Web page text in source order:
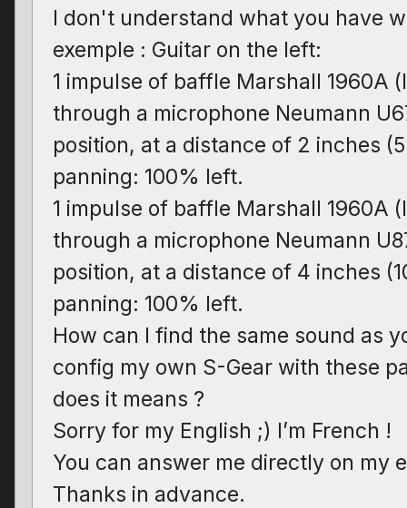
I don't understand what you have
exemple : Guitar on the left:
1 impulse of baffle Marshall 1960A
through a microphone Neumann
position, at a distance of 2 inches
panning: 100% left.
1 impulse of baffle Marshall 1960A
through a microphone Neumann
position, at a distance of 4 inches
panning: 100% left.
How can I find the same sound as
config my own S-Gear with these
does it means ?
Sorry for my English ;) I’m French !
You can answer me directly on my
Thanks in advance.